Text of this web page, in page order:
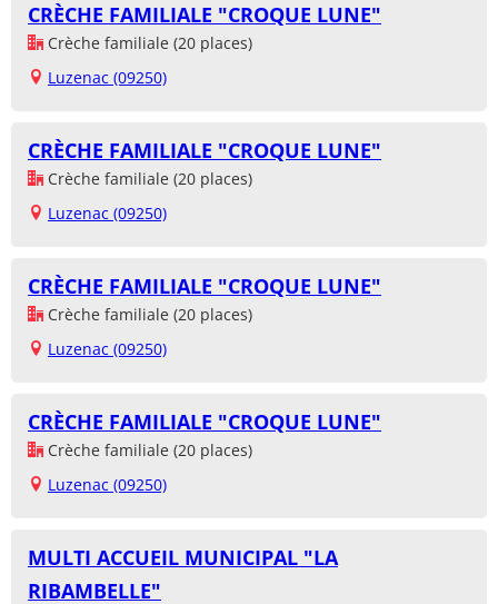
CRÈCHE FAMILIALE "CROQUE LUNE"
Crèche familiale (20 places)
Luzenac (09250)
CRÈCHE FAMILIALE "CROQUE LUNE"
Crèche familiale (20 places)
Luzenac (09250)
CRÈCHE FAMILIALE "CROQUE LUNE"
Crèche familiale (20 places)
Luzenac (09250)
CRÈCHE FAMILIALE "CROQUE LUNE"
Crèche familiale (20 places)
Luzenac (09250)
MULTI ACCUEIL MUNICIPAL "LA
RIBAMBELLE"